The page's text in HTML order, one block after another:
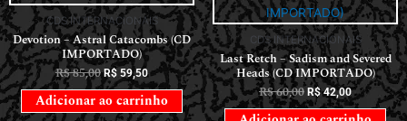
CDS INTERNACIONAIS
Devotion – Astral Catacombs (CD
IMPORTADO)
R$85,00 R$ 59,50
Adicionar ao carrinho
CDS INTERNACIONAIS
Last Retch – Sadism and Severed
Heads (CD IMPORTADO)
R$60,00 R$42,00